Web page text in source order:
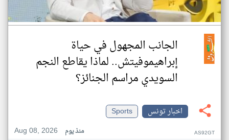
الجانب المجهول في حياة
إبراهيموفيتش.. لماذا يقاطع النجم
السويدي مراسم الجنائز؟
اخبار تونس
Sports
Aug 08, 2026
منذ يوم AS92GT